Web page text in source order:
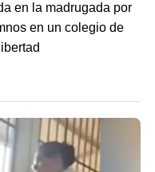
en la madrugada por
en un colegio de